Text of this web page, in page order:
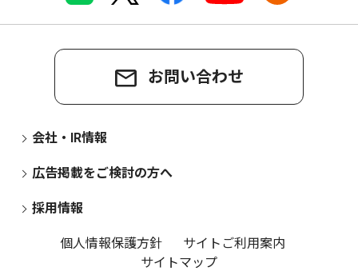
お問い合わせ
会社・IR情報
広告掲載をご検討の方へ
採用情報
個人情報保護方針
サイトご利用案内
サイトマップ